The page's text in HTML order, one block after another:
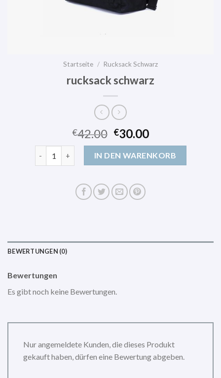
Startseite / Rucksack Schwarz
rucksack schwarz
€42.00 €30.00
rucksack schwarz MengeIN DEN WARENKORB
BEWERTUNGEN (0)
Bewertungen
Es gibt noch keine Bewertungen.
Nur angemeldete Kunden, die dieses Produkt
gekauft haben, dürfen eine Bewertung abgeben.